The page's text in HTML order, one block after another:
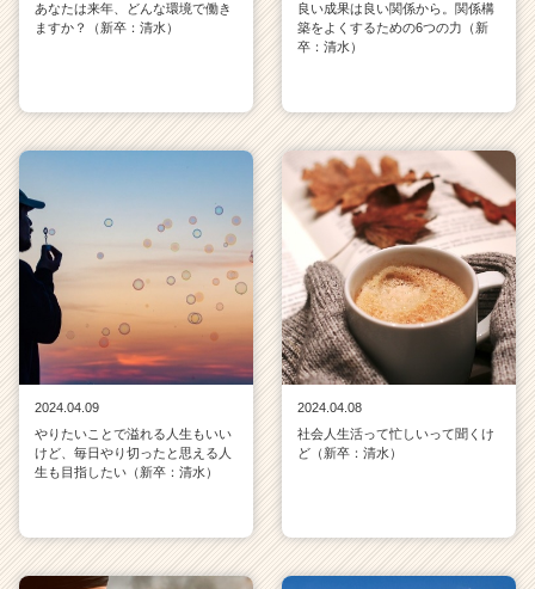
あなたは来年、どんな環境で働き
ますか？（新卒：清水）
良い成果は良い関係から。関係構
築をよくするための6つの力（新
卒：清水）
2024.04.09
やりたいことで溢れる人生もいい
けど、毎日やり切ったと思える人
生も目指したい（新卒：清水）
2024.04.08
社会人生活って忙しいって聞くけ
ど（新卒：清水）